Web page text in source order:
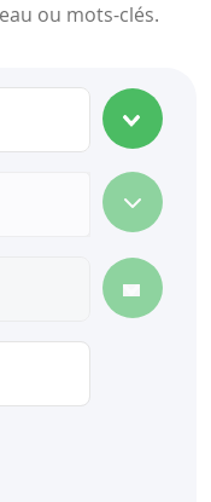
ou mots-clés.